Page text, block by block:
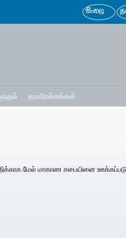
தரவிறக்கங்கள்
மேல் மாகாண சபையினை